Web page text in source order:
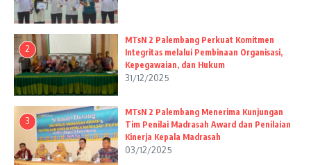
2
MTsN 2 Palembang Perkuat Komitmen
Integritas melalui Pembinaan Organisasi,
Kepegawaian, dan Hukum
31/12/2025
3
MTsN 2 Palembang Menerima Kunjungan
Tim Penilai Madrasah Award dan Penilaian
Kinerja Kepala Madrasah
03/12/2025